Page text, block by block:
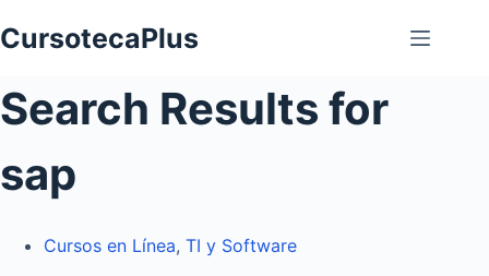
al
CursotecaPlus
Search Results for
sap
Cursos en Línea, TI y Software